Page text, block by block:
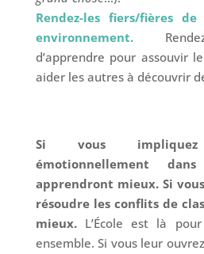
Rendez-les fiers/fières
environnement.
d’apprendre pour assouvir
aider les autres à découvrir
Si vous
émotionnellement
apprendront mieux. Si
résoudre les conflits de
mieux.L’École est là
ensemble. Si vous leur